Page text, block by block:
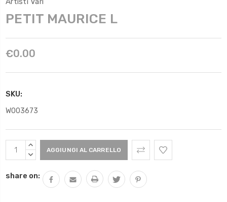
PETIT MAURICE L
€0.00
SKU:
W003673
Scorta
Attuale:
AUMENTARE
QUANTITÀ:
DIMINUIRE
share on: